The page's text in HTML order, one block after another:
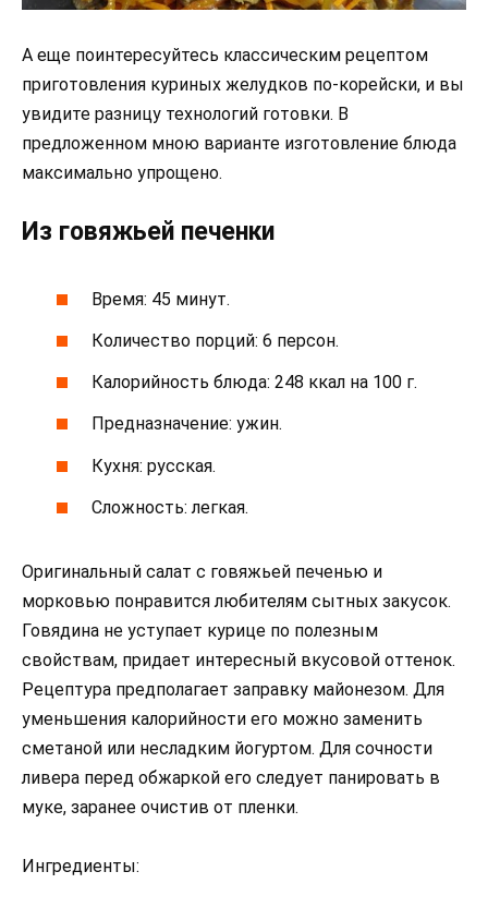
А еще поинтересуйтесь классическим рецептом
приготовления куриных желудков по-корейски, и вы
увидите разницу технологий готовки. В
предложенном мною варианте изготовление блюда
максимально упрощено.
Из говяжьей печенки
Время: 45 минут.
Количество порций: 6 персон.
Калорийность блюда: 248 ккал на 100 г.
Предназначение: ужин.
Кухня: русская.
Сложность: легкая.
Оригинальный салат с говяжьей печенью и
морковью понравится любителям сытных закусок.
Говядина не уступает курице по полезным
свойствам, придает интересный вкусовой оттенок.
Рецептура предполагает заправку майонезом. Для
уменьшения калорийности его можно заменить
сметаной или несладким йогуртом. Для сочности
ливера перед обжаркой его следует панировать в
муке, заранее очистив от пленки.
Ингредиенты: